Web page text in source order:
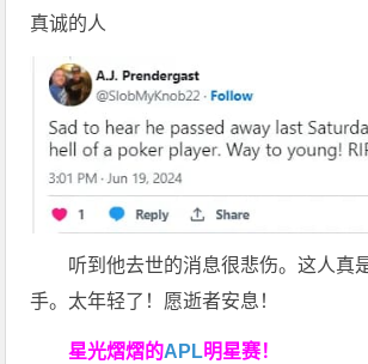
真诚的人
听到他去世的消息很悲伤。这人真
手。太年轻了！愿逝者安息！
星光熠熠的APL明星赛！